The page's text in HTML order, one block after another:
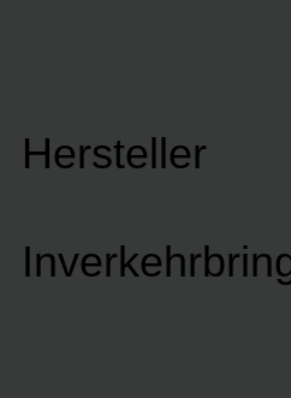
Hersteller